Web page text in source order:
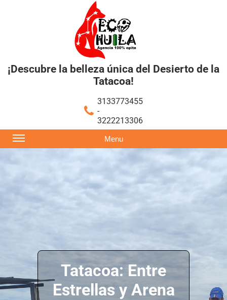
¡Descubre la belleza única del Desierto de la
Tatacoa!
3133773455
-
3222213306
Menu
Tatacoa: Entre
Estrellas y Arena